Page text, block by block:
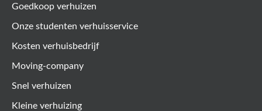
Goedkoop verhuizen
Onze studenten verhuisservice
Kosten verhuisbedrijf
Moving-company
Snel verhuizen
Kleine verhuizing